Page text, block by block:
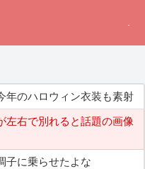
年のハロウィン衣装も素射
左右で別れると話題の画像
子に乗らせたよな